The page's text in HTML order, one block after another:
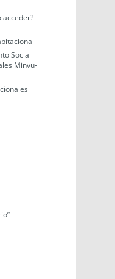
acceder?
Social
Minvu-